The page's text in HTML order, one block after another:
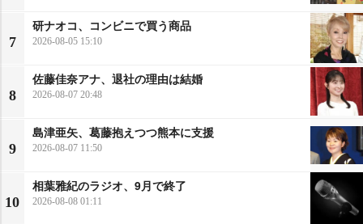
7
研ナオコ、コンビニで買う商品
2026-08-05 15:10
8
佐藤佳奈アナ、退社の理由は結婚
2026-08-07 20:48
9
島津亜矢、葛藤抱えつつ熊本に支援
2026-08-07 11:50
10
相葉雅紀のラジオ、9月で終了
2026-08-08 01:11